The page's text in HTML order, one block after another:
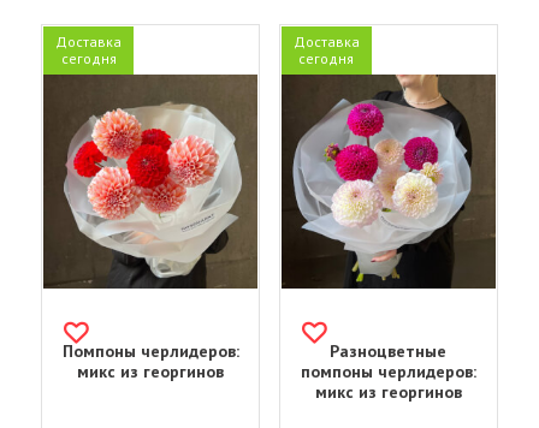
Доставка
сегодня
Помпоны черлидеров:
микс из георгинов
Доставка
сегодня
Разноцветные
помпоны черлидеров:
микс из георгинов